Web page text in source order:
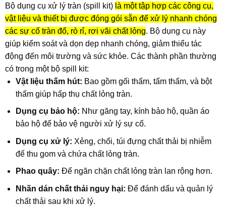
Bộ dụng cụ xử lý tràn (spill kit) là một tập hợp các công cụ,
vật liệu và thiết bị được đóng gói sẵn để xử lý nhanh chóng
các sự cố tràn đổ, rò rỉ, rơi vãi chất lỏng. Bộ dụng cụ này
giúp kiểm soát và dọn dẹp nhanh chóng, giảm thiểu tác
động đến môi trường và sức khỏe. Các thành phần thường
có trong một bộ spill kit:
Vật liệu thấm hút: Bao gồm gối thấm, tấm thấm, và bột
thấm giúp hấp thụ chất lỏng tràn.
Dụng cụ bảo hộ: Như găng tay, kính bảo hộ, quần áo
bảo hộ để bảo vệ người xử lý sự cố.
Dụng cụ xử lý: Xẻng, chổi, túi đựng chất thải bị nhiễm
để thu gom và chứa chất lỏng tràn.
Phao quây: Để ngăn chặn chất lỏng tràn lan rộng hơn.
Nhãn dán chất thải nguy hại: Để đánh dấu và quản lý
chất thải sau khi xử lý.